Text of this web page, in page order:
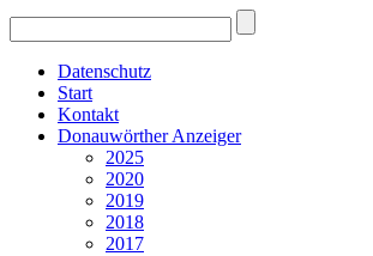
Datenschutz
Start
Kontakt
Donauwörther Anzeiger
2025
2020
2019
2018
2017